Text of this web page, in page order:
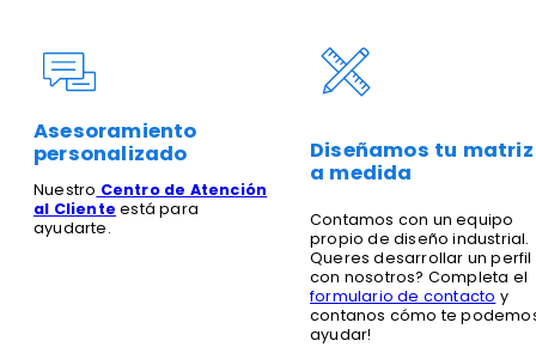
Asesoramiento
personalizado
Nuestro Centro de Atención
al Cliente está para
ayudarte.
Diseñamos tu matriz
a medida
Contamos con un equipo
propio de diseño industrial.
Queres desarrollar un perfil
con nosotros? Completa el
formulario de contacto y
contanos cómo te
ayudar!